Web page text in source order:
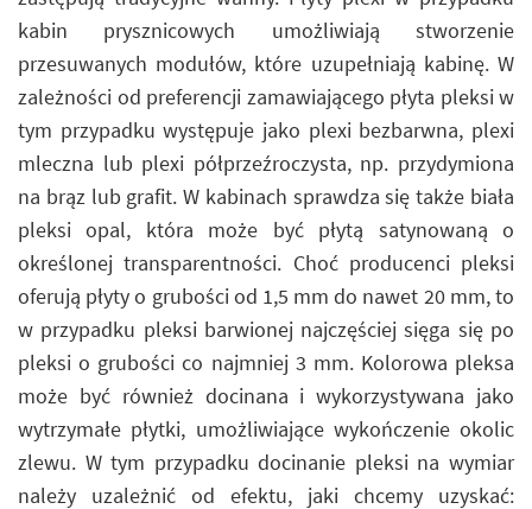
kabin prysznicowych umożliwiają stworzenie
przesuwanych modułów, które uzupełniają kabinę. W
zależności od preferencji zamawiającego płyta pleksi w
tym przypadku występuje jako plexi bezbarwna, plexi
mleczna lub plexi półprzeźroczysta, np. przydymiona
na brąz lub grafit. W kabinach sprawdza się także biała
pleksi opal, która może być płytą satynowaną o
określonej transparentności. Choć producenci pleksi
oferują płyty o grubości od 1,5 mm do nawet 20 mm, to
w przypadku pleksi barwionej najczęściej sięga się po
pleksi o grubości co najmniej 3 mm. Kolorowa pleksa
może być również docinana i wykorzystywana jako
wytrzymałe płytki, umożliwiające wykończenie okolic
zlewu. W tym przypadku docinanie pleksi na wymiar
należy uzależnić od efektu, jaki chcemy uzyskać: